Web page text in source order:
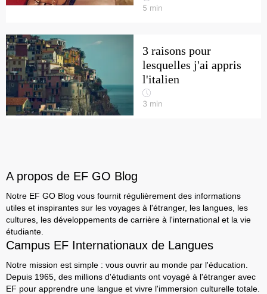
5 min
3 raisons pour
lesquelles j'ai appris
l'italien
3 min
A propos de EF GO Blog
Notre EF GO Blog vous fournit régulièrement des informations
utiles et inspirantes sur les voyages à l'étranger, les langues, les
cultures, les développements de carrière à l'international et la vie
étudiante.
Campus EF Internationaux de Langues
Notre mission est simple : vous ouvrir au monde par l'éducation.
Depuis 1965, des millions d'étudiants ont voyagé à l'étranger avec
EF pour apprendre une langue et vivre l'immersion culturelle totale.